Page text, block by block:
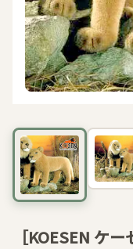
［KOESEN ケ